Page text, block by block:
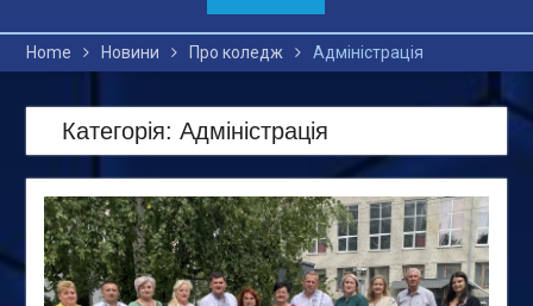
Home Новини Про коледж Адміністрація
Категорія: Адміністрація